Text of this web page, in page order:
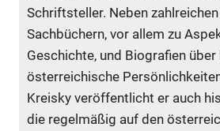
Schriftsteller. Neben
Sachbüchern, vor allem zu
Geschichte, und Biografien
österreichische
Kreisky veröffentlicht er auch
die regelmäßig auf den